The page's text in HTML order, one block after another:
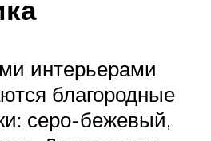
интерьерами
благородные
серо-бежевый,